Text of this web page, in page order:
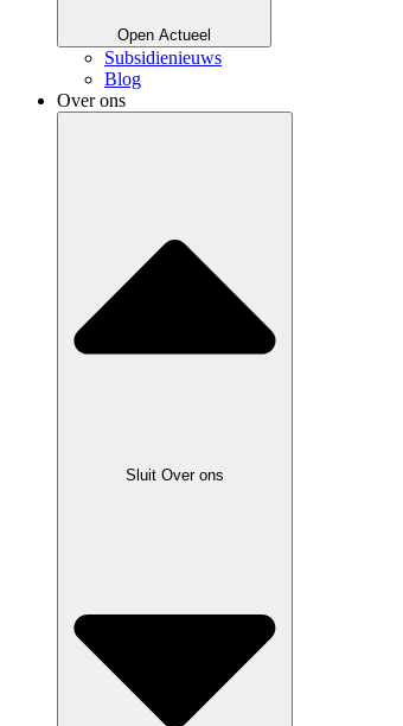
Open Actueel
Subsidienieuws
Blog
Over ons
Sluit Over ons